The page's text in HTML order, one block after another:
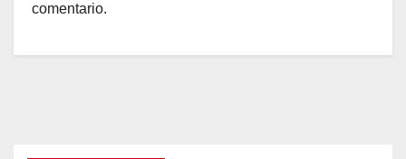
comentario.